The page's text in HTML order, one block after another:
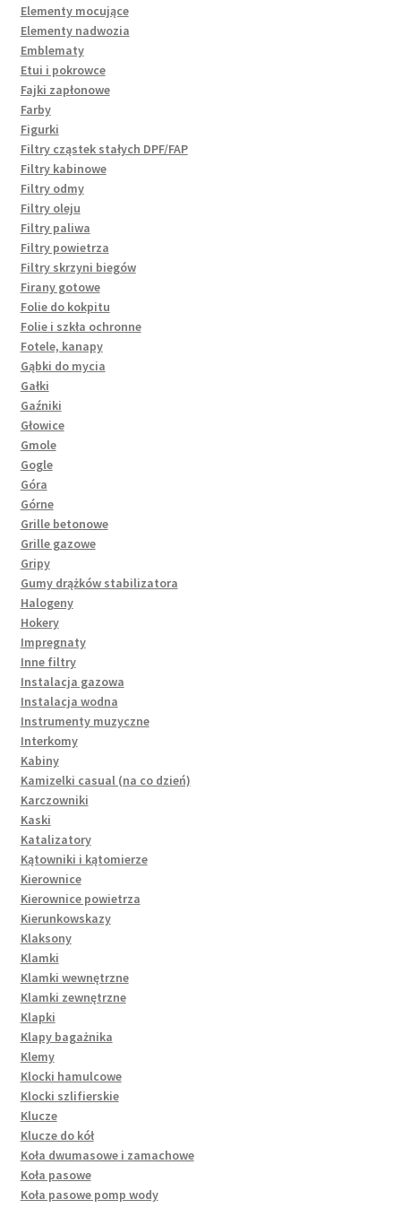
Elementy mocujące
Elementy nadwozia
Emblematy
Etui i pokrowce
Fajki zapłonowe
Farby
Figurki
Filtry cząstek stałych DPF/FAP
Filtry kabinowe
Filtry odmy
Filtry oleju
Filtry paliwa
Filtry powietrza
Filtry skrzyni biegów
Firany gotowe
Folie do kokpitu
Folie i szkła ochronne
Fotele, kanapy
Gąbki do mycia
Gałki
Gaźniki
Głowice
Gmole
Gogle
Góra
Górne
Grille betonowe
Grille gazowe
Gripy
Gumy drążków stabilizatora
Halogeny
Hokery
Impregnaty
Inne filtry
Instalacja gazowa
Instalacja wodna
Instrumenty muzyczne
Interkomy
Kabiny
Kamizelki casual (na co dzień)
Karczowniki
Kaski
Katalizatory
Kątowniki i kątomierze
Kierownice
Kierownice powietrza
Kierunkowskazy
Klaksony
Klamki
Klamki wewnętrzne
Klamki zewnętrzne
Klapki
Klapy bagażnika
Klemy
Klocki hamulcowe
Klocki szlifierskie
Klucze
Klucze do kół
Koła dwumasowe i zamachowe
Koła pasowe
Koła pasowe pomp wody